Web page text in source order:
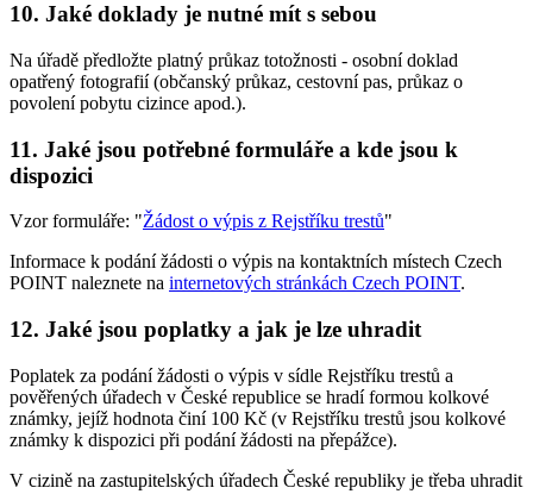
10. Jaké doklady je nutné mít s sebou
Na úřadě předložte platný průkaz totožnosti - osobní doklad
opatřený fotografií (občanský průkaz, cestovní pas, průkaz o
povolení pobytu cizince apod.).
11. Jaké jsou potřebné formuláře a kde jsou k
dispozici
Vzor formuláře: "Žádost o výpis z Rejstříku trestů"
Informace k podání žádosti o výpis na kontaktních místech Czech
POINT naleznete na internetových stránkách Czech POINT.
12. Jaké jsou poplatky a jak je lze uhradit
Poplatek za podání žádosti o výpis v sídle Rejstříku trestů a
pověřených úřadech v České republice se hradí formou kolkové
známky, jejíž hodnota činí 100 Kč (v Rejstříku trestů jsou kolkové
známky k dispozici při podání žádosti na přepážce).
V cizině na zastupitelských úřadech České republiky je třeba uhradit